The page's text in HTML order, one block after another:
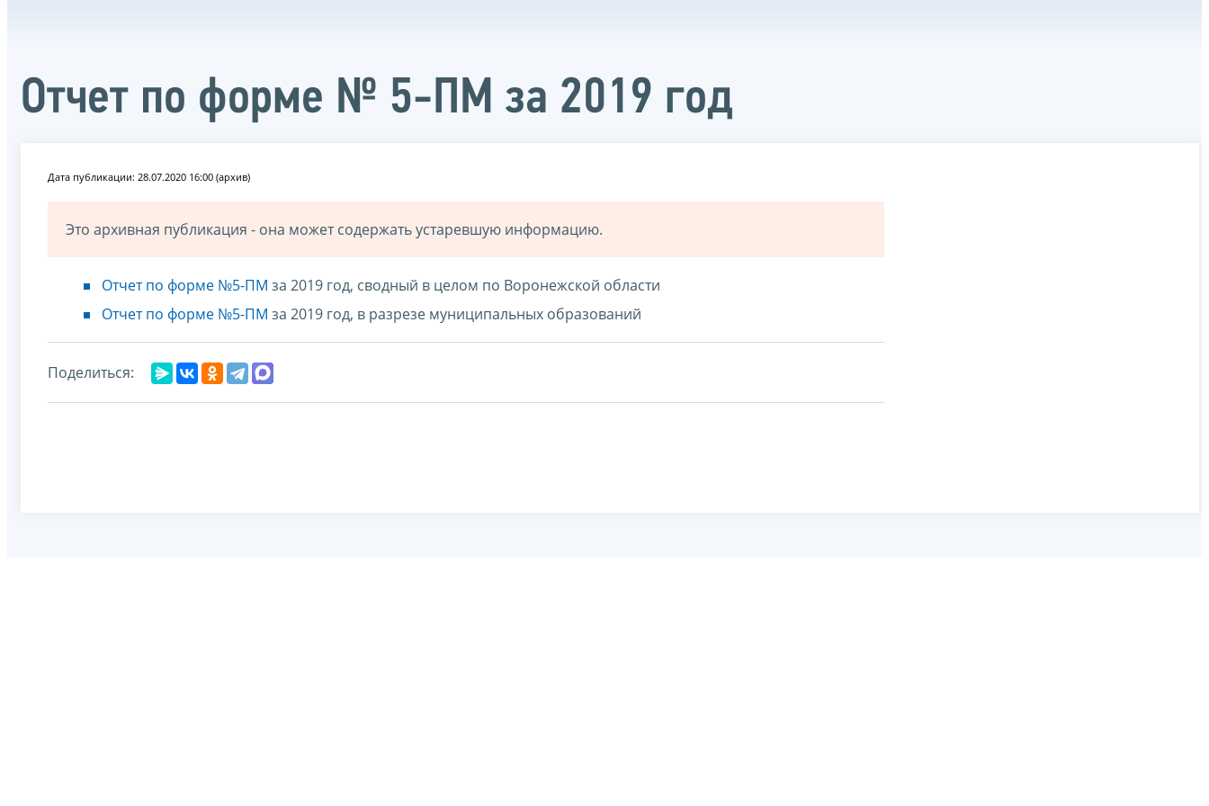
Отчет по форме № 5-ПМ за 2019 год
Дата публикации: 28.07.2020 16:00 (архив)
Это архивная публикация - она может содержать устаревшую информацию.
Отчет по форме №5-ПМ за 2019 год, сводный в целом по Воронежской области
Отчет по форме №5-ПМ за 2019 год, в разрезе муниципальных образований
Поделиться: